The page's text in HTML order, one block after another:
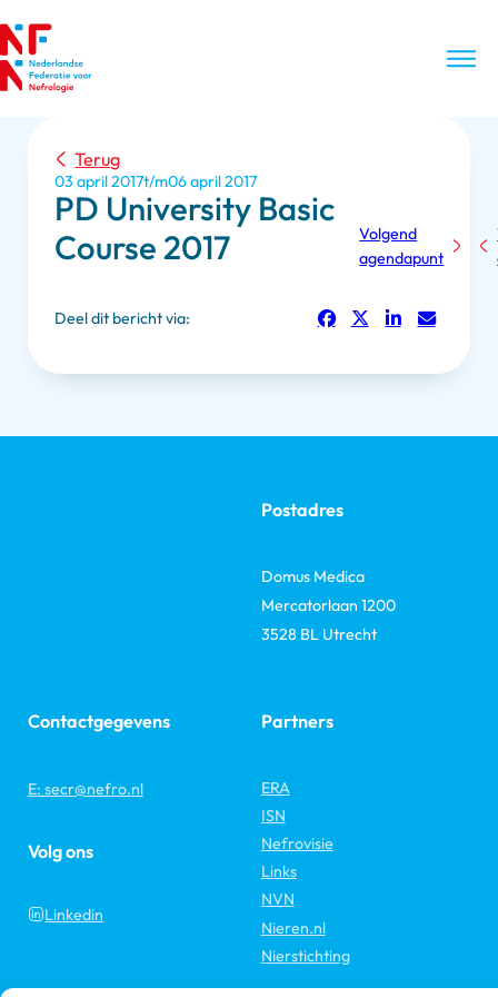
Terug
03 april 2017 06 april 2017
PD University Basic
Course 2017
Deel dit bericht via:
Volgend
agendapunt
Postadres
Domus Medica
Mercatorlaan 1200
3528 BL Utrecht
Contactgegevens
E: secr@nefro.nl
Volg ons
Linkedin
Partners
ERA
ISN
Nefrovisie
Links
NVN
Nieren.nl
Nierstichting